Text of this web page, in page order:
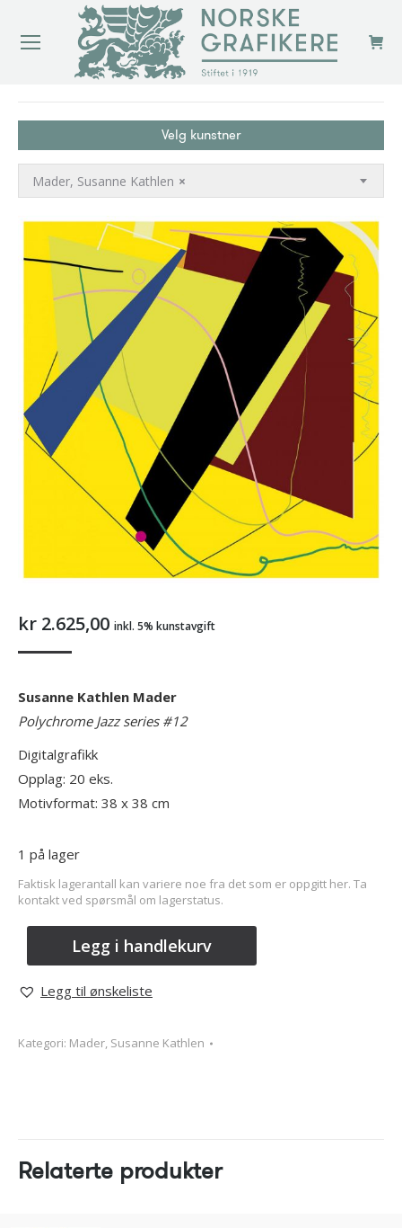
Velg kunstner
×
Mader, Susanne Kathlen
kr 2.625,00 inkl. 5% kunstavgift
Susanne Kathlen Mader
Polychrome Jazz series #12
Digitalgrafikk
Opplag: 20 eks.
Motivformat: 38 x 38 cm
1 på lager
Faktisk lagerantall kan variere noe fra det som er oppgitt her. Ta
kontakt ved spørsmål om lagerstatus.
Legg i handlekurv
Legg til ønskeliste
Kategori: Mader, Susanne Kathlen
Relaterte produkter